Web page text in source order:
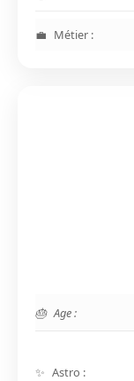
Métier :
Age :
Astro :